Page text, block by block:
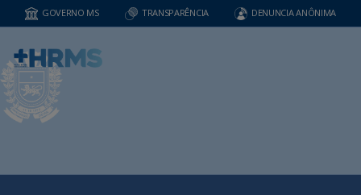
GOVERNO MS TRANSPARÊNCIA DENUNCIA ANÔNIMA